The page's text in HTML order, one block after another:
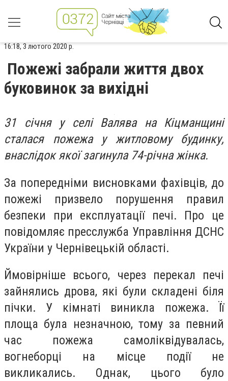
16:18, 3 лютого 2020 р.
Пожежі забрали життя двох
буковинок за вихідні
31 січня у селі Валява на Кіцманщині
сталася пожежа у житловому будинку,
внаслідок якої загинула 74-річна жінка.
За попередніми висновками фахівців, до
пожежі призвело порушення правил
безпеки при експлуатації печі. Про це
повідомляє пресслужба Управління ДСНС
України у Чернівецькій області.
Ймовірніше всього, через перекал печі
зайнялись дрова, які були складені біля
пічки. У кімнаті виникла пожежа. Її
площа була незначною, тому за певний
час пожежа самоліквідувалась,
вогнеборці на місце події не
викликались. Однак, цього було